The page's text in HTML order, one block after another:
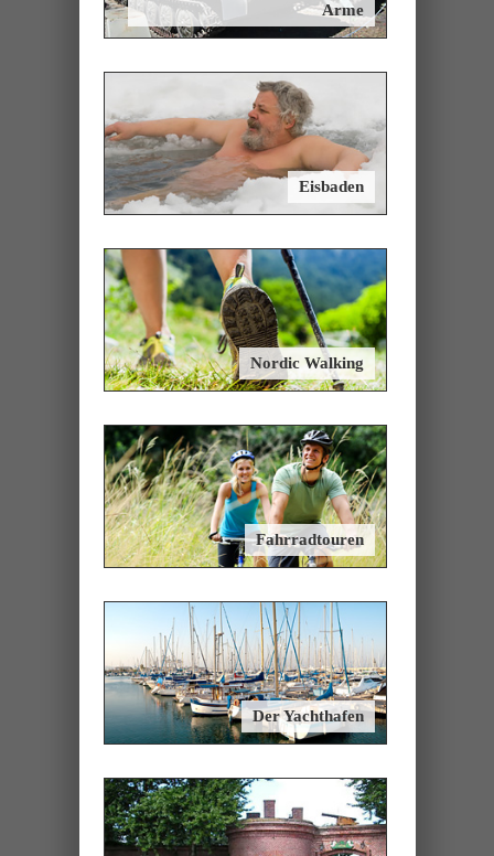
Arme
Eisbaden
Nordic Walking
Fahrradtouren
Der Yachthafen